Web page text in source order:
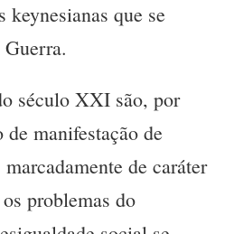
keynesianas que se
século XXI são, por
manifestação de
de caráter
problemas do